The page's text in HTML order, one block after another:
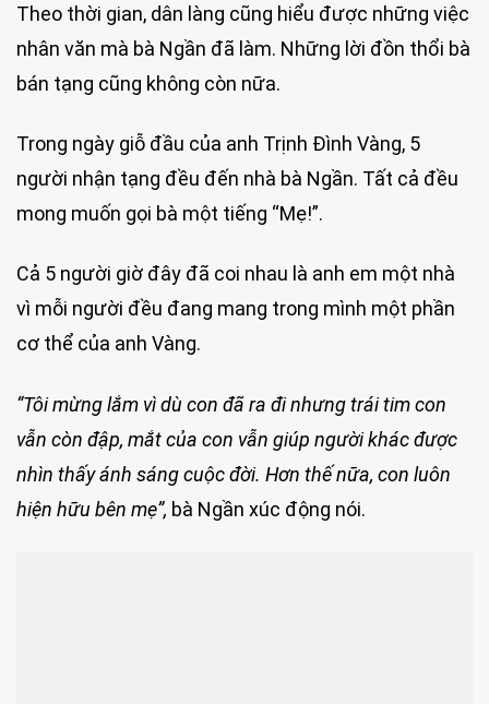
Theo thời gian, dân làng cũng hiểu được những việc
nhân văn mà bà Ngần đã làm. Những lời đồn thổi bà
bán tạng cũng không còn nữa.
Trong ngày giỗ đầu của anh Trịnh Đình Vàng, 5
người nhận tạng đều đến nhà bà Ngần. Tất cả đều
mong muốn gọi bà một tiếng “Mẹ!”.
Cả 5 người giờ đây đã coi nhau là anh em một nhà
vì mỗi người đều đang mang trong mình một phần
cơ thể của anh Vàng.
“Tôi mừng lắm vì dù con đã ra đi nhưng trái tim con
vẫn còn đập, mắt của con vẫn giúp người khác được
nhìn thấy ánh sáng cuộc đời. Hơn thế nữa, con luôn
hiện hữu bên mẹ”, bà Ngần xúc động nói.